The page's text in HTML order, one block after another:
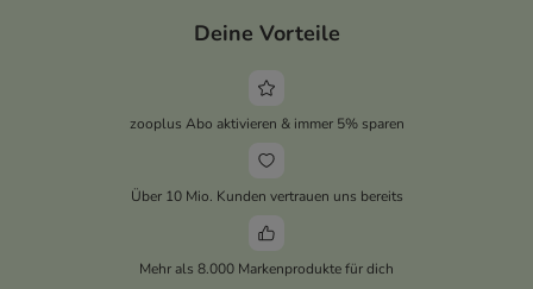
Deine Vorteile
zooplus Abo aktivieren & immer 5% sparen
Über 10 Mio. Kunden vertrauen uns bereits
Mehr als 8.000 Markenprodukte für dich